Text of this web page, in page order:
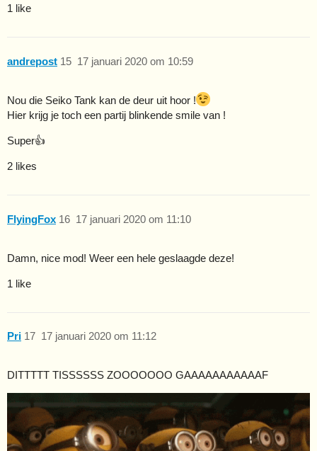
1 like
andrepost 17 januari 2020 om 10:59
15
Nou die Seiko Tank kan de deur uit hoor !
Hier krijg je toch een partij blinkende smile van !
Super👍
2 likes
FlyingFox 17 januari 2020 om 11:10
16
Damn, nice mod! Weer een hele geslaagde deze!
1 like
Pri 17 januari 2020 om 11:12
17
DITTTTT TISSSSSS ZOOOOOOO GAAAAAAAAAAAF